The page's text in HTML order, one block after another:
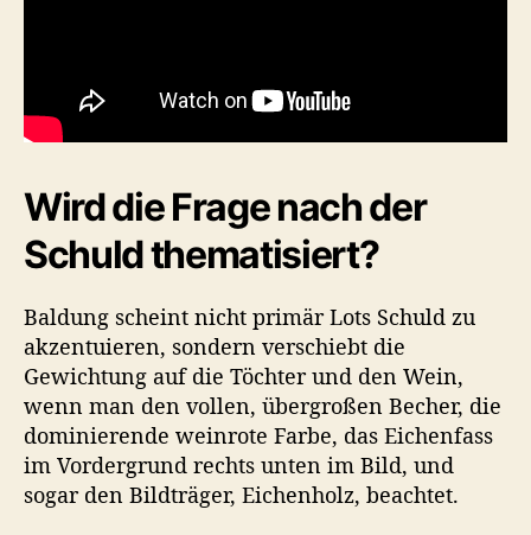
Wird die Frage nach der
Schuld thematisiert?
Baldung scheint nicht primär Lots Schuld zu
akzentuieren, sondern verschiebt die
Gewichtung auf die Töchter und den Wein,
wenn man den vollen, übergroßen Becher, die
dominierende weinrote Farbe, das Eichenfass
im Vordergrund rechts unten im Bild, und
sogar den Bildträger, Eichenholz, beachtet.